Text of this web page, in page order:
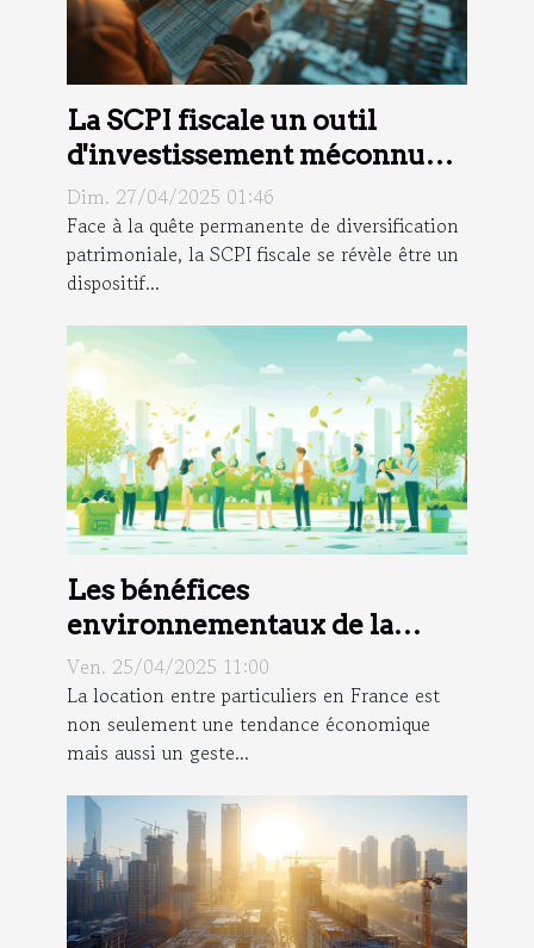
La SCPI fiscale un outil
d'investissement méconnu
avantages et sélection
Dim. 27/04/2025 01:46
Face à la quête permanente de diversification
patrimoniale, la SCPI fiscale se révèle être un
dispositif...
Les bénéfices
environnementaux de la
location entre particuliers en
France
Ven. 25/04/2025 11:00
La location entre particuliers en France est
non seulement une tendance économique
mais aussi un geste...